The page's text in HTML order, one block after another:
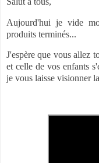
Aujourd'hui je vide
produits terminés...
J'espère que vous allez
et celle de vos enfants
je vous laisse visionner